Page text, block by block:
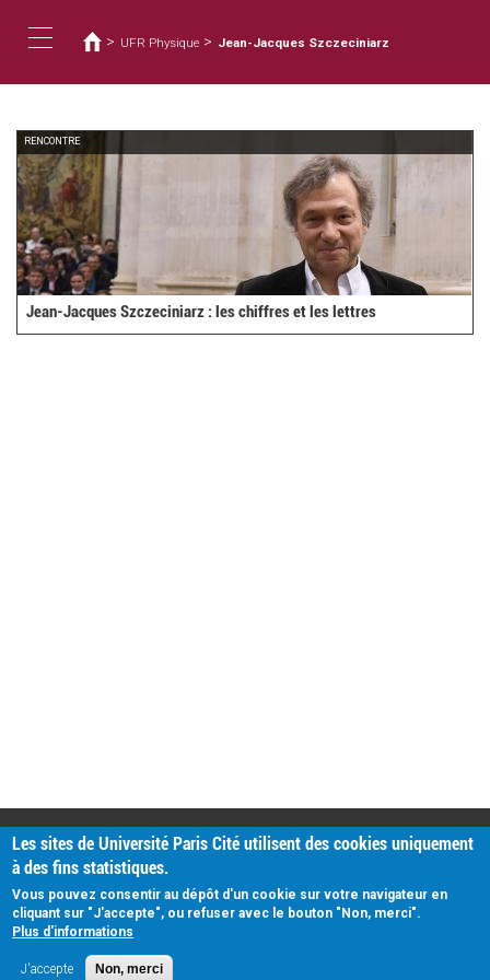
contenu
navigation
êtes
ici
> UFR Physique > Jean-Jacques Szczeciniarz
RENCONTRE
Jean-Jacques Szczeciniarz : les chiffres et les lettres
PRATIQUE
Plan d'accès
Intranet
Mentions légales
Données personnelles
Les sites de Université Paris Cité utilisent des cookies uniquement
à des fins statistiques.
Vous pouvez consentir au dépôt d'un cookie sur votre navigateur en
cliquant sur "J'accepte", ou refuser avec le bouton "Non, merci".
Plus d'informations
J'accepte Non, merci